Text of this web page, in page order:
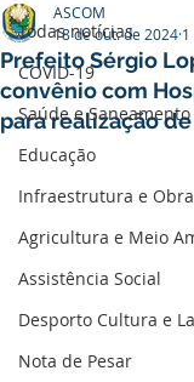
Todas notícias
COVID-19
Saúde e Saneamento
Educação
Infraestrutura e
Agricultura e Meio
Assistência Social
Desporto Cultura e
Nota de Pesar
Prefeito Sérgio
convênio com
para realização
ASCOM
18 de out. de 2024